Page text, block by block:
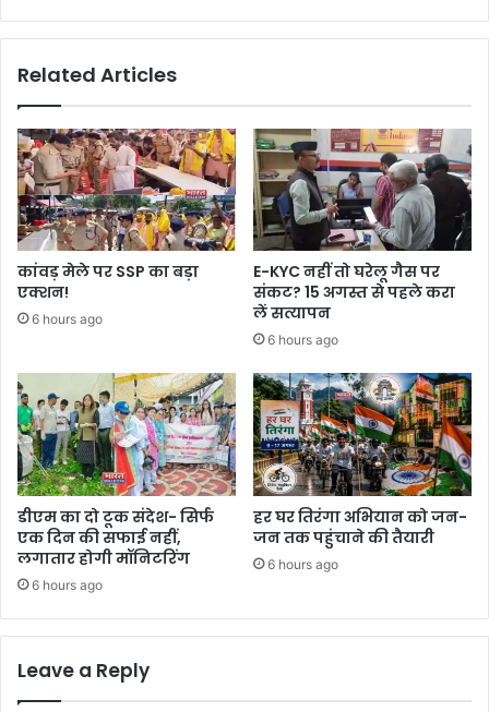
Related Articles
कांवड़ मेले पर SSP का बड़ा
एक्शन!
6 hours ago
E-KYC नहीं तो घरेलू गैस पर
संकट? 15 अगस्त से पहले करा
लें सत्यापन
6 hours ago
डीएम का दो टूक संदेश- सिर्फ
एक दिन की सफाई नहीं,
लगातार होगी मॉनिटरिंग
6 hours ago
हर घर तिरंगा अभियान को जन-
जन तक पहुंचाने की तैयारी
6 hours ago
Leave a Reply